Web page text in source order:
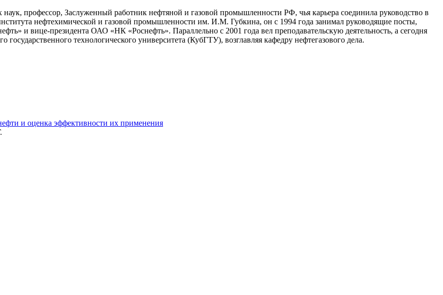
профессор, Заслуженный работник нефтяной и газовой промышленности РФ, чья карьера соединила руководство в
нефтехимической и газовой промышленности им. И.М. Губкина, он с 1994 года занимал руководящие посты,
и вице-президента ОАО «НК «Роснефть». Параллельно с 2001 года вел преподавательскую деятельность, а сегодня
государственного технологического университета (КубГТУ), возглавляя кафедру нефтегазового дела.
и оценка эффективности их применения